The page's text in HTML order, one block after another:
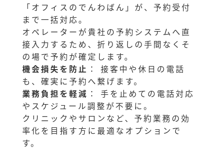
「オフィスのでんわばん」が、予約受付
まで一括対応。
オペレーターが貴社の予約システムへ直
接入力するため、折り返しの手間なくそ
の場で予約が確定します。
機会損失を防止 ： 接客中や休日の電話
も、確実に予約へ繋げます。
業務負担を軽減 ： 手を止めての電話対応
やスケジュール調整が不要に。
クリニックやサロンなど、予約業務の効
率化を目指す方に最適なオプションで
す。